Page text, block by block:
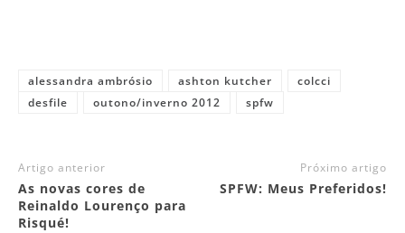
alessandra ambrósio ashton kutcher
colcci
desfile
outono/inverno 2012 spfw
Artigo anterior
As novas cores de
Reinaldo Lourenço para
Risqué!
Próximo artigo
SPFW: Meus Preferidos!